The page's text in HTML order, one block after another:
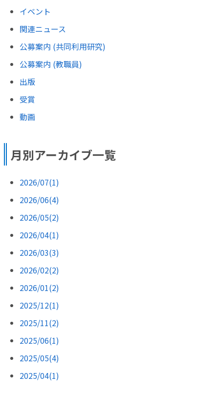
イベント
関連ニュース
公募案内 (共同利用研究)
公募案内 (教職員)
出版
受賞
動画
月別アーカイブ一覧
2026/07(1)
2026/06(4)
2026/05(2)
2026/04(1)
2026/03(3)
2026/02(2)
2026/01(2)
2025/12(1)
2025/11(2)
2025/06(1)
2025/05(4)
2025/04(1)